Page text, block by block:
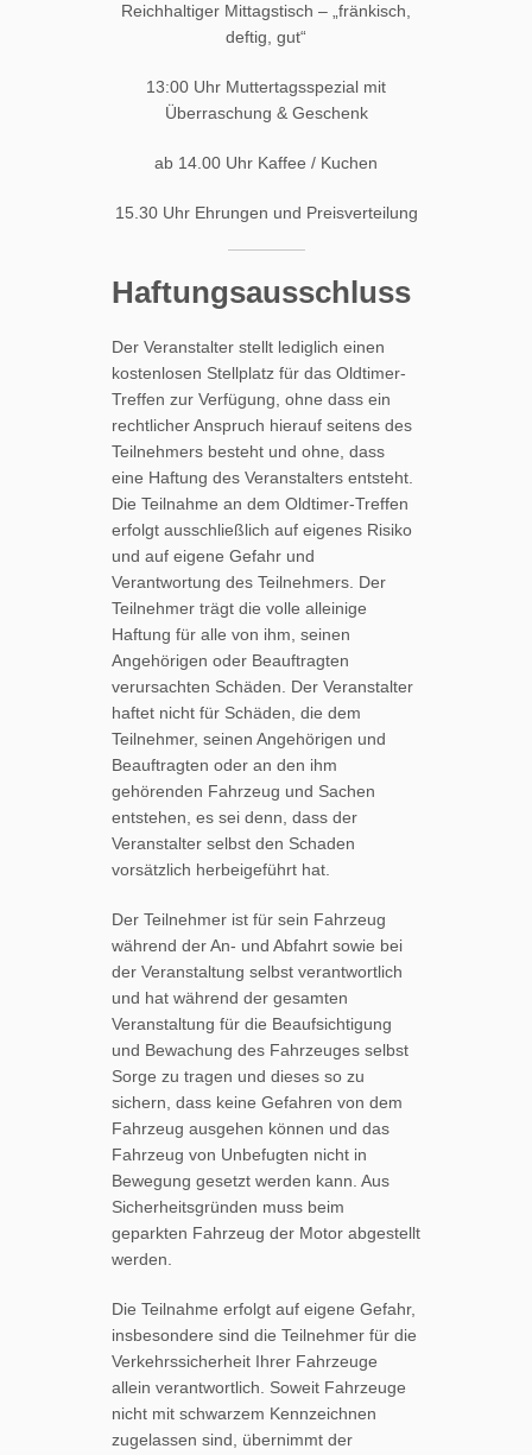
Reichhaltiger Mittagstisch – „fränkisch,
deftig, gut“
13:00 Uhr Muttertagsspezial mit
Überraschung & Geschenk
ab 14.00 Uhr Kaffee / Kuchen
15.30 Uhr Ehrungen und Preisverteilung
Haftungsausschluss
Der Veranstalter stellt lediglich einen
kostenlosen Stellplatz für das Oldtimer-
Treffen zur Verfügung, ohne dass ein
rechtlicher Anspruch hierauf seitens des
Teilnehmers besteht und ohne, dass
eine Haftung des Veranstalters entsteht.
Die Teilnahme an dem Oldtimer-Treffen
erfolgt ausschließlich auf eigenes Risiko
und auf eigene Gefahr und
Verantwortung des Teilnehmers. Der
Teilnehmer trägt die volle alleinige
Haftung für alle von ihm, seinen
Angehörigen oder Beauftragten
verursachten Schäden. Der Veranstalter
haftet nicht für Schäden, die dem
Teilnehmer, seinen Angehörigen und
Beauftragten oder an den ihm
gehörenden Fahrzeug und Sachen
entstehen, es sei denn, dass der
Veranstalter selbst den Schaden
vorsätzlich herbeigeführt hat.
Der Teilnehmer ist für sein Fahrzeug
während der An- und Abfahrt sowie bei
der Veranstaltung selbst verantwortlich
und hat während der gesamten
Veranstaltung für die Beaufsichtigung
und Bewachung des Fahrzeuges selbst
Sorge zu tragen und dieses so zu
sichern, dass keine Gefahren von dem
Fahrzeug ausgehen können und das
Fahrzeug von Unbefugten nicht in
Bewegung gesetzt werden kann. Aus
Sicherheitsgründen muss beim
geparkten Fahrzeug der Motor abgestellt
werden.
Die Teilnahme erfolgt auf eigene Gefahr,
insbesondere sind die Teilnehmer für die
Verkehrssicherheit Ihrer Fahrzeuge
allein verantwortlich. Soweit Fahrzeuge
nicht mit schwarzem Kennzeichnen
zugelassen sind, übernimmt der